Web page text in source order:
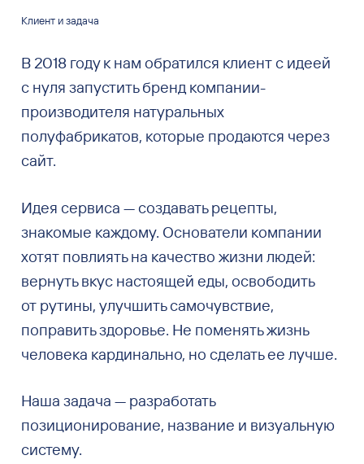
Клиент и задача
В 2018 году к нам обратился клиент с идеей
с нуля запустить бренд компании-
производителя натуральных
полуфабрикатов, которые продаются через
сайт.
Идея сервиса — создавать рецепты,
знакомые каждому. Основатели компании
хотят повлиять на качество жизни людей:
вернуть вкус настоящей еды, освободить
от рутины, улучшить самочувствие,
поправить здоровье. Не поменять жизнь
человека кардинально, но сделать ее лучше.
Наша задача — разработать
позиционирование, название и визуальную
систему.